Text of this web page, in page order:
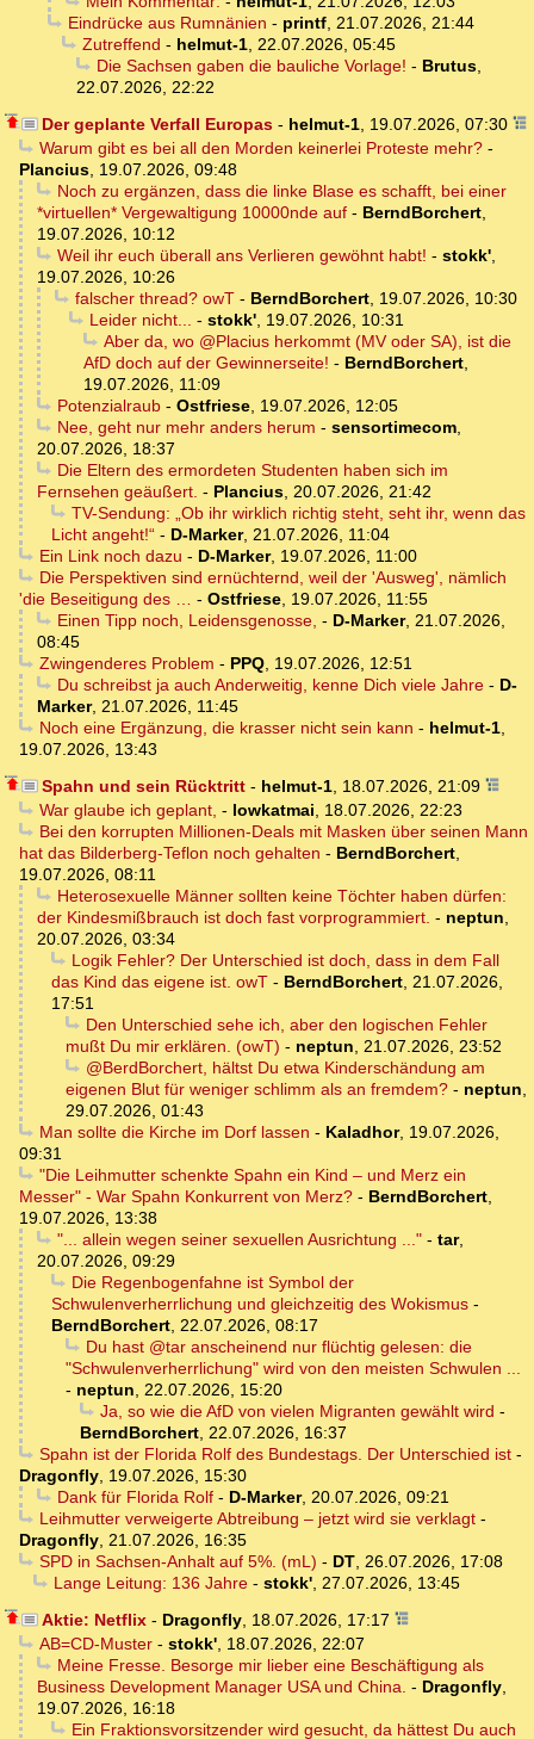
Eindrücke aus Rumnänien - printf, 21.07.2026, 21:44
Zutreffend - helmut-1, 22.07.2026, 05:45
Die Sachsen gaben die bauliche Vorlage! - Brutus,
22.07.2026, 22:22
Der geplante Verfall Europas- helmut-1, 19.07.2026, 07:30
Warum gibt es bei all den Morden keinerlei Proteste mehr?-
Plancius, 19.07.2026, 09:48
Noch zu ergänzen, dass die linke Blase es schafft, bei einer
*virtuellen* Vergewaltigung 10000nde auf - BerndBorchert,
19.07.2026, 10:12
Weil ihr euch überall ans Verlieren gewöhnt habt! - stokk',
19.07.2026, 10:26
falscher thread? owT- BerndBorchert, 19.07.2026, 10:30
Leider nicht... - stokk', 19.07.2026, 10:31
Aber da, wo @Placius herkommt (MV oder SA), ist die
AfD doch auf der Gewinnerseite! - BerndBorchert,
19.07.2026, 11:09
Potenzialraub- Ostfriese, 19.07.2026, 12:05
Nee, geht nur mehr anders herum - sensortimecom,
20.07.2026, 18:37
Die Eltern des ermordeten Studenten haben sich im
Fernsehen geäußert. - Plancius, 20.07.2026, 21:42
TV-Sendung: „Ob ihr wirklich richtig steht, seht ihr, wenn das
Licht angeht!“ - D-Marker, 21.07.2026, 11:04
Ein Link noch dazu - D-Marker, 19.07.2026, 11:00
Die Perspektiven sind ernüchternd, weil der 'Ausweg', nämlich
'die Beseitigung des … - Ostfriese, 19.07.2026, 11:55
Einen Tipp noch, Leidensgenosse, - D-Marker, 21.07.2026,
08:45
Zwingenderes Problem - PPQ, 19.07.2026, 12:51
Du schreibst ja auch Anderweitig, kenne Dich viele Jahre- D-
Marker, 21.07.2026, 11:45
Noch eine Ergänzung, die krasser nicht sein kann - helmut-1,
19.07.2026, 13:43
Spahn und sein Rücktritt- helmut-1, 18.07.2026, 21:09
War glaube ich geplant, - lowkatmai, 18.07.2026, 22:23
Bei den korrupten Millionen-Deals mit Masken über seinen Mann
hat das Bilderberg-Teflon noch gehalten - BerndBorchert,
19.07.2026, 08:11
Heterosexuelle Männer sollten keine Töchter haben dürfen:
der Kindesmißbrauch ist doch fast vorprogrammiert. - neptun,
20.07.2026, 03:34
Logik Fehler? Der Unterschied ist doch, dass in dem Fall
das Kind das eigene ist. owT - BerndBorchert, 21.07.2026,
17:51
Den Unterschied sehe ich, aber den logischen Fehler
mußt Du mir erklären. (owT) - neptun, 21.07.2026, 23:52
@BerdBorchert, hältst Du etwa Kinderschändung am
eigenen Blut für weniger schlimm als an fremdem? - neptun,
29.07.2026, 01:43
Man sollte die Kirche im Dorf lassen - Kaladhor, 19.07.2026,
09:31
"Die Leihmutter schenkte Spahn ein Kind – und Merz ein
Messer" - War Spahn Konkurrent von Merz? - BerndBorchert,
19.07.2026, 13:38
"... allein wegen seiner sexuellen Ausrichtung ..."- tar,
20.07.2026, 09:29
Die Regenbogenfahne ist Symbol der
Schwulenverherrlichung und gleichzeitig des Wokismus -
BerndBorchert, 22.07.2026, 08:17
Du hast @tar anscheinend nur flüchtig gelesen: die
"Schwulenverherrlichung" wird von den meisten Schwulen ...
- neptun, 22.07.2026, 15:20
Ja, so wie die AfD von vielen Migranten gewählt wird -
BerndBorchert, 22.07.2026, 16:37
Spahn ist der Florida Rolf des Bundestags. Der Unterschied ist-
Dragonfly, 19.07.2026, 15:30
Dank für Florida Rolf- D-Marker, 20.07.2026, 09:21
Leihmutter verweigerte Abtreibung – jetzt wird sie verklagt-
Dragonfly, 21.07.2026, 16:35
SPD in Sachsen-Anhalt auf 5%. (mL) - DT, 26.07.2026, 17:08
Lange Leitung: 136 Jahre- stokk', 27.07.2026, 13:45
Aktie: Netflix- Dragonfly, 18.07.2026, 17:17
AB=CD-Muster- stokk', 18.07.2026, 22:07
Meine Fresse. Besorge mir lieber eine Beschäftigung als
Business Development Manager USA und China. - Dragonfly,
19.07.2026, 16:18
Ein Fraktionsvorsitzender wird gesucht, da hättest Du auch